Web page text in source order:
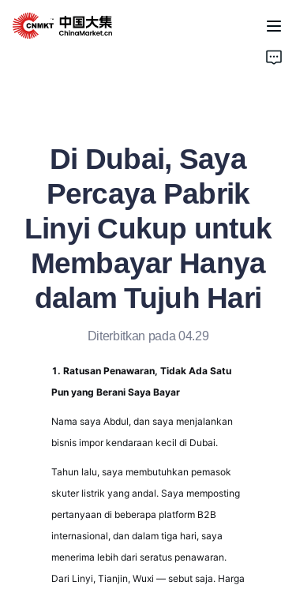
Di Dubai, Saya
Percaya Pabrik
Linyi Cukup untuk
Membayar Hanya
dalam Tujuh Hari
Diterbitkan pada 04.29
1. Ratusan Penawaran, Tidak Ada Satu
Pun yang Berani Saya Bayar
Nama saya Abdul, dan saya menjalankan
bisnis impor kendaraan kecil di Dubai.
Tahun lalu, saya membutuhkan pemasok
skuter listrik yang andal. Saya memposting
pertanyaan di beberapa platform B2B
internasional, dan dalam tiga hari, saya
menerima lebih dari seratus penawaran.
Dari Linyi, Tianjin, Wuxi — sebut saja. Harga
Cases
About Us
News
Solutions